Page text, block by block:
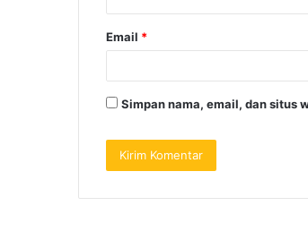
Email *
Simpan nama, email, dan situs